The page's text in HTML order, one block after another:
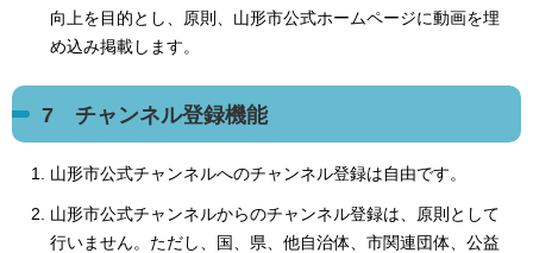
向上を目的とし、原則、山形市公式ホームページに動画を埋
め込み掲載します。
7 チャンネル登録機能
山形市公式チャンネルへのチャンネル登録は自由です。
山形市公式チャンネルからのチャンネル登録は、原則として
行いません。ただし、国、県、他自治体、市関連団体、公益